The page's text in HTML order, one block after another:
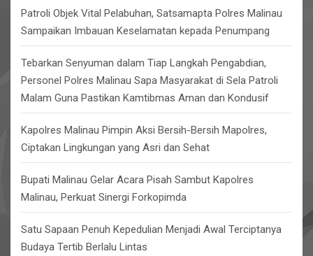
Patroli Objek Vital Pelabuhan, Satsamapta Polres Malinau
Sampaikan Imbauan Keselamatan kepada Penumpang
Tebarkan Senyuman dalam Tiap Langkah Pengabdian,
Personel Polres Malinau Sapa Masyarakat di Sela Patroli
Malam Guna Pastikan Kamtibmas Aman dan Kondusif
Kapolres Malinau Pimpin Aksi Bersih-Bersih Mapolres,
Ciptakan Lingkungan yang Asri dan Sehat
Bupati Malinau Gelar Acara Pisah Sambut Kapolres
Malinau, Perkuat Sinergi Forkopimda
Satu Sapaan Penuh Kepedulian Menjadi Awal Terciptanya
Budaya Tertib Berlalu Lintas